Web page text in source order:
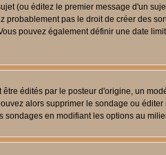
(ou éditez le premier message d'un
probablement pas le droit de créer des
pouvez également définir une date
édités par le posteur d'origine, un
alors supprimer le sondage ou
sondages en modifiant les options au